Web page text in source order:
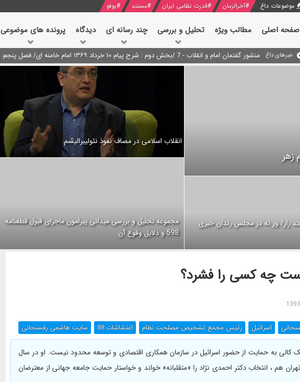
موضوعات داغ #آخرالزمان #قدرت نظامی ایران #مستند #یوفو
صفحه اصلی مطالب ویژه تحلیل و بررسی چند رسانه ای دیدگاه‌ پرونده های موضوعی
خبرهای داغ منشور گفتمان امام و انقلاب - 7 /بخش دوم : شرح پیام ۱۰ خرداد ۱۳۶۹ امام خامنه ای/ فصل پنجم: حفظ عزّت و کرامت انقلابی
بازخوانی افشاگری سپهبد محمود منصور افسر ارشد اطلاعات مصر درباره هواپیمای اوکراینی
زهر
راز/ ور نه در مجلس رندان خبری
انقلاب اسلامی در مصاف نفوذ نئولیبرالیسم
مجموعه تحلیل و بررسی میدانی پیرامون ماجرای قبول قطعنامه
598 و دلایل وقوع آن
چه کسی را فشرد؟
اسرائیل رئیس مجمع تشخیص مصلحت نظام اغتشاشات 88 سایت هاشمی رفسنجانی
کالی به حمایت از حضور اسرائیل در سازمان همکاری اقتصادی و توسعه محدود نیست. او در سال
تهران هم ، انتخاب دکتر احمدی نژاد را «متقلبانه» خواند و خواستار حمایت جامعه جهانی از معترضان